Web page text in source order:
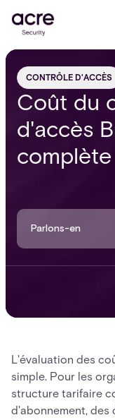
CONTRÔLE D'ACCÈS
Coût du
d'accès
complète
Parlons-en
L'évaluation des
simple. Pour les
structure tarifaire
d'abonnement, des